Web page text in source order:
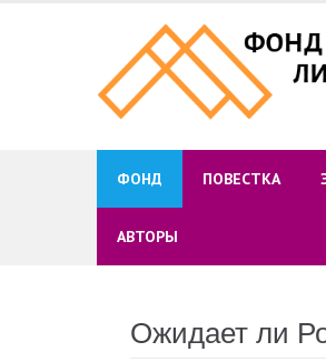
ФОНД ПОВЕСТКА
АВТОРЫ
Ожидает ли